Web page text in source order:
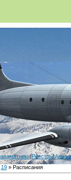
|Реестры|
19» Расписания